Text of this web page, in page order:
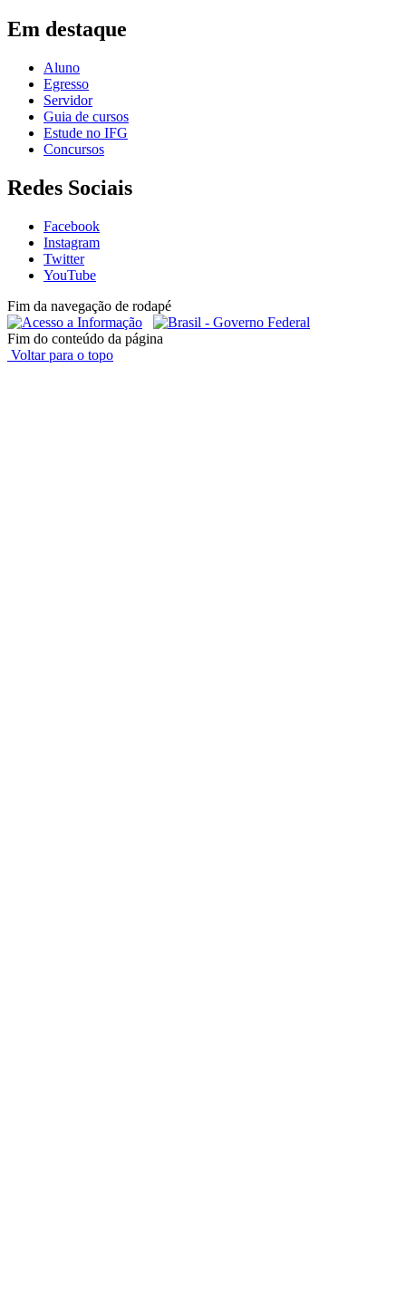
Em destaque
Aluno
Egresso
Servidor
Guia de cursos
Estude no IFG
Concursos
Redes Sociais
Facebook
Instagram
Twitter
YouTube
Fim da navegação de rodapé
Fim do conteúdo da página
Voltar para o topo